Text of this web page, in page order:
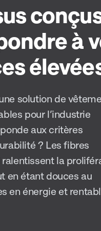
à
solution de
pour l’industrie
aux critères
? Les fibres
ralentissent la
en étant douces au
en énergie et